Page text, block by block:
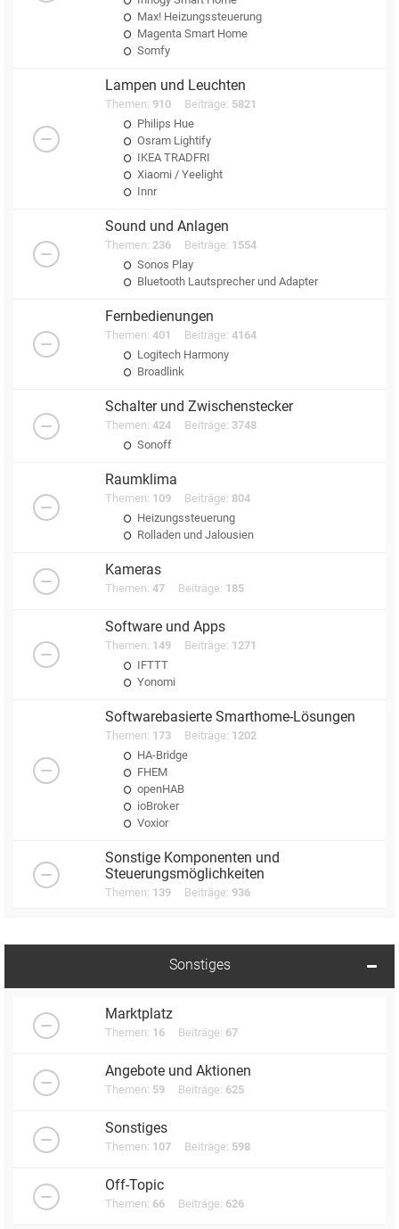
Max! Heizungssteuerung
Magenta Smart Home
Somfy
Lampen und Leuchten
Themen: 910 Beiträge: 5821
Philips Hue
Osram Lightify
IKEA TRADFRI
Xiaomi / Yeelight
Innr
Sound und Anlagen
Themen: 236 Beiträge: 1554
Sonos Play
Bluetooth Lautsprecher und Adapter
Fernbedienungen
Themen: 401 Beiträge: 4164
Logitech Harmony
Broadlink
Schalter und Zwischenstecker
Themen: 424 Beiträge: 3748
Sonoff
Raumklima
Themen: 109 Beiträge: 804
Heizungssteuerung
Rolladen und Jalousien
Kameras
Themen: 47 Beiträge: 185
Software und Apps
Themen: 149 Beiträge: 1271
IFTTT
Yonomi
Softwarebasierte Smarthome-Lösungen
Themen: 173 Beiträge: 1202
HA-Bridge
FHEM
openHAB
ioBroker
Voxior
Sonstige Komponenten und
Steuerungsmöglichkeiten
Themen: 139 Beiträge: 936
Sonstiges
Marktplatz
Themen: 16 Beiträge: 67
Angebote und Aktionen
Themen: 59 Beiträge: 625
Sonstiges
Themen: 107 Beiträge: 598
Off-Topic
Themen: 66 Beiträge: 626